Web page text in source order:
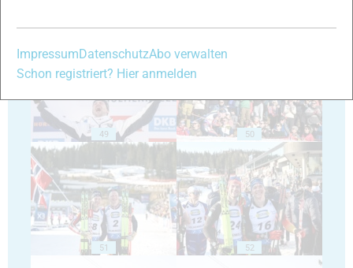
49 50
51 52
Impressum DatenschutzAbo verwalten
Schon registriert? Hier anmelden